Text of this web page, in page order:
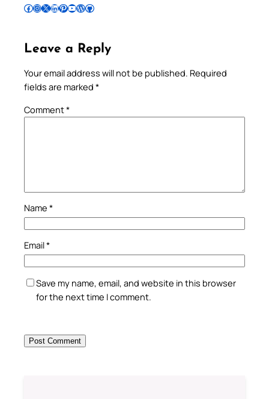
Follow Pradeep on Facebook Follow Pradeep on InstagramFollow Pradeep on X Follow Pradeep on LinkedIn Follow Pradeep on Pinterest Subscribe to Pradeep’s Youtube Channel Follow Pradeep on WordPress Follow Pradeep on GitHub
Leave a Reply
Your email address will not be published. Required
fields are marked *
Comment*
Name *
Email*
Save my name, email, and website in this browser
for the next time I comment.